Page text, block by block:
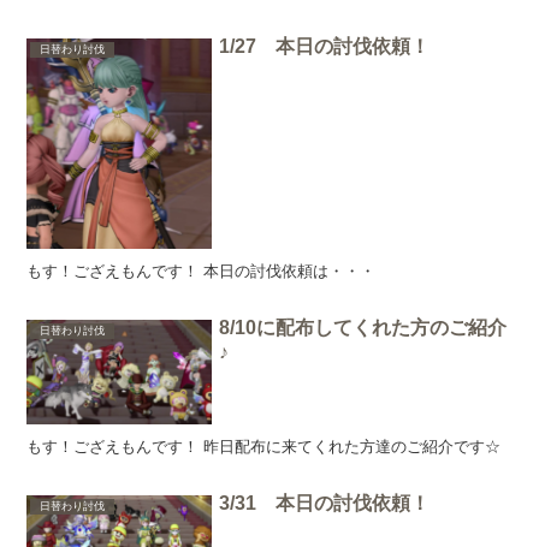
日替わり討伐 1/27 本日の討伐依頼！
もす！ござえもんです！ 本日の討伐依頼は・・・
日替わり討伐
8/10に配布してくれた方のご紹介
♪
もす！ござえもんです！ 昨日配布に来てくれた方達のご紹介です☆
日替わり討伐 3/31 本日の討伐依頼！